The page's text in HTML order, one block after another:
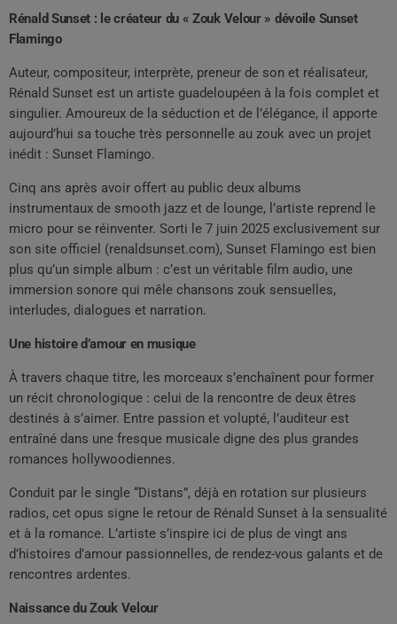
Rénald Sunset : le créateur du « Zouk Velour » dévoile Sunset
Flamingo
Auteur, compositeur, interprète, preneur de son et réalisateur,
Rénald Sunset est un artiste guadeloupéen à la fois complet et
singulier. Amoureux de la séduction et de l’élégance, il apporte
aujourd’hui sa touche très personnelle au zouk avec un projet
inédit : Sunset Flamingo.
Cinq ans après avoir offert au public deux albums
instrumentaux de smooth jazz et de lounge, l’artiste reprend le
micro pour se réinventer. Sorti le 7 juin 2025 exclusivement sur
son site officiel (renaldsunset.com), Sunset Flamingo est bien
plus qu’un simple album : c’est un véritable film audio, une
immersion sonore qui mêle chansons zouk sensuelles,
interludes, dialogues et narration.
Une histoire d’amour en musique
À travers chaque titre, les morceaux s’enchaînent pour former
un récit chronologique : celui de la rencontre de deux êtres
destinés à s’aimer. Entre passion et volupté, l’auditeur est
entraîné dans une fresque musicale digne des plus grandes
romances hollywoodiennes.
Conduit par le single “Distans”, déjà en rotation sur plusieurs
radios, cet opus signe le retour de Rénald Sunset à la sensualité
et à la romance. L’artiste s’inspire ici de plus de vingt ans
d’histoires d’amour passionnelles, de rendez-vous galants et de
rencontres ardentes.
Naissance du Zouk Velour